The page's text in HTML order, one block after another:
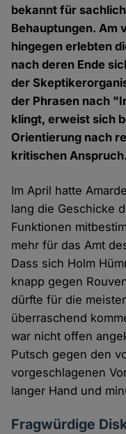
bekannt für
Behauptungen. Am
hingegen erlebten
nach deren Ende
der
der Phrasen nach
klingt, erweist sich
Orientierung nach
kritischen Anspruch.
Im April hatte
lang die Geschicke
Funktionen
mehr für das Amt
Dass sich Holm
knapp gegen
dürfte für die
überraschend
war nicht offen
Putsch gegen den
vorgeschlagenen
langer Hand und
Fragwürdige